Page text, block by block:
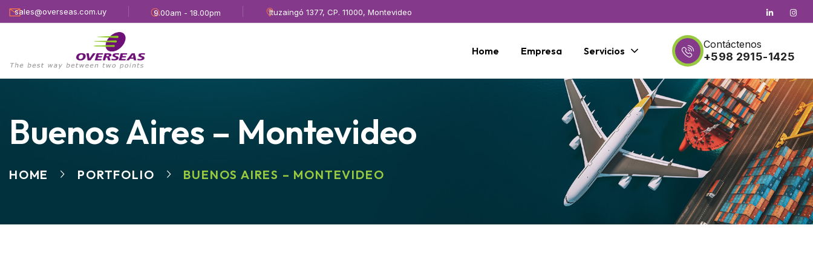
sales@overseas.com.uy 9.00am - 18.00pm Ituzaingó 1377, CP. 11000, Montevideo
Home Empresa Servicios
Contáctenos
+598 2915-1425
Buenos Aires – Montevideo
HOME PORTFOLIO BUENOS AIRES – MONTEVIDEO